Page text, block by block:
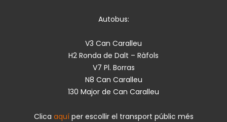
Autobus:
V3 Can Caralleu
H2 Ronda de Dalt – Ràfols
V7 Pl. Borras
N8 Can Caralleu
130 Major de Can Caralleu
Clica aquí per escollir el transport públic més